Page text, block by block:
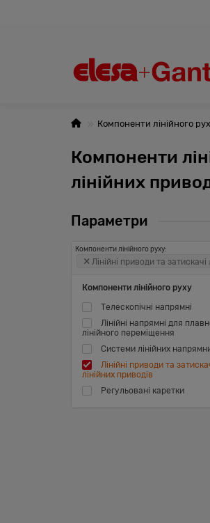
Компоненти лінійного
Компоненти
лінійних
Параметри
Компоненти лінійного руху:
Лінійні приводи та затискачі
Компоненти лінійного руху
Телескопічні напрямні
Лінійні напрямні для
лінійного переміщення
Системи лінійних
Лінійні приводи та
лінійних приводів
Регульовані каретки